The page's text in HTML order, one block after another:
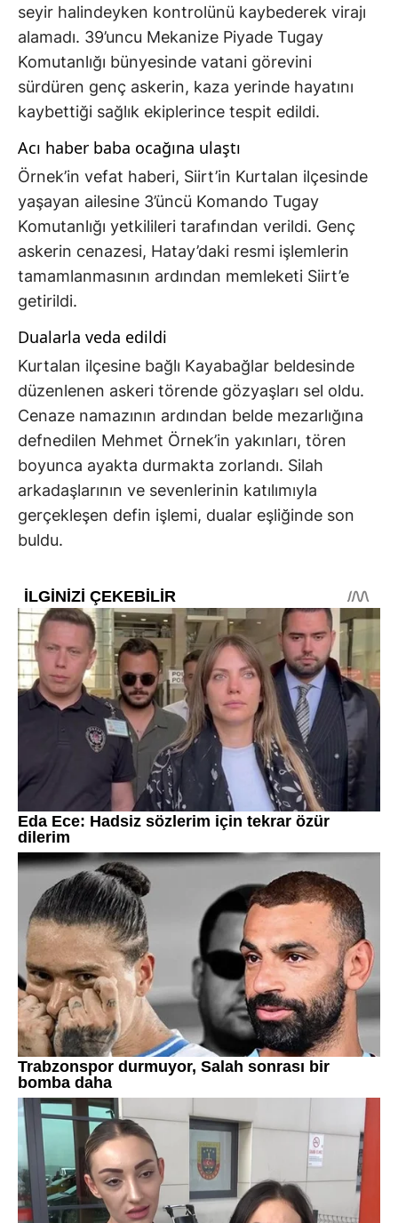
seyir halindeyken kontrolünü kaybederek virajı
alamadı. 39’uncu Mekanize Piyade Tugay
Komutanlığı bünyesinde vatani görevini
sürdüren genç askerin, kaza yerinde hayatını
kaybettiği sağlık ekiplerince tespit edildi.
Acı haber baba ocağına ulaştı
Örnek’in vefat haberi, Siirt’in Kurtalan ilçesinde
yaşayan ailesine 3’üncü Komando Tugay
Komutanlığı yetkilileri tarafından verildi. Genç
askerin cenazesi, Hatay’daki resmi işlemlerin
tamamlanmasının ardından memleketi Siirt’e
getirildi.
Dualarla veda edildi
Kurtalan ilçesine bağlı Kayabağlar beldesinde
düzenlenen askeri törende gözyaşları sel oldu.
Cenaze namazının ardından belde mezarlığına
defnedilen Mehmet Örnek’in yakınları, tören
boyunca ayakta durmakta zorlandı. Silah
arkadaşlarının ve sevenlerinin katılımıyla
gerçekleşen defin işlemi, dualar eşliğinde son
buldu.